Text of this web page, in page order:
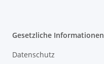
Gesetzliche Informationen
Datenschutz